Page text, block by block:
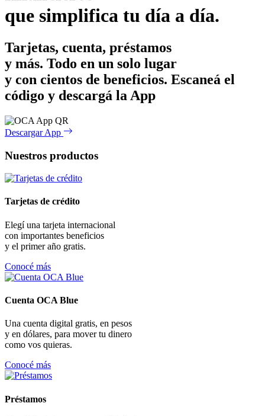
que simplifica tu día a día.
Tarjetas, cuenta, préstamos
y más. Todo en un solo lugar
y con cientos de beneficios. Escaneá el
código y descargá la App
Descargar App
Nuestros productos
Tarjetas de crédito
Elegí una tarjeta internacional
con importantes beneficios
y el primer año gratis.
Conocé más
Cuenta OCA Blue
Una cuenta digital gratis, en pesos
y en dólares, para mover tu dinero
como vos quieras.
Conocé más
Préstamos